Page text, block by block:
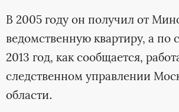
В 2005 году он получил от
ведомственную квартиру, а по
2013 год, как сообщается,
следственном управлении
области.